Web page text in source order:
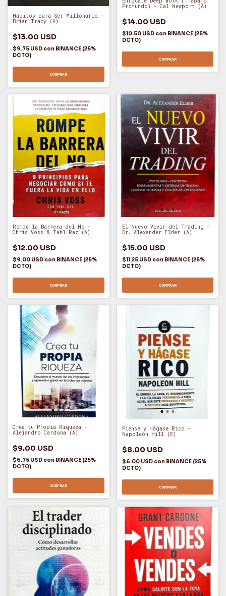
Hábitos para Ser Millonario -
Brian Tracy (A)
$13.00 USD
$9.75 USD con BINANCE (25%
DCTO)
COMPRAR
Profundo) - Cal Newport (A)
$14.00 USD
$10.50 USD con BINANCE (25%
DCTO)
COMPRAR
Rompe la Barrera del No -
Chris Voss & Tahl Raz (A)
$12.00 USD
$9.00 USD con BINANCE (25%
DCTO)
COMPRAR
El Nuevo Vivir del Trading -
Dr. Alexander Elder (A)
$15.00 USD
$11.25 USD con BINANCE (25%
DCTO)
COMPRAR
Crea tu Propia Riqueza -
Alejandro Cardona (A)
$9.00 USD
$6.75 USD con BINANCE (25%
DCTO)
COMPRAR
Piense y Hágase Rico -
Napoleón Hill (E)
$8.00 USD
$6.00 USD con BINANCE (25%
DCTO)
COMPRAR